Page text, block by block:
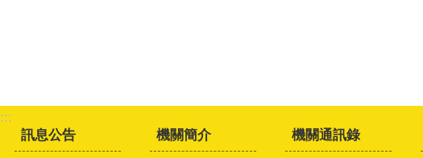
:::
訊息公告
機關簡介 機關通訊錄